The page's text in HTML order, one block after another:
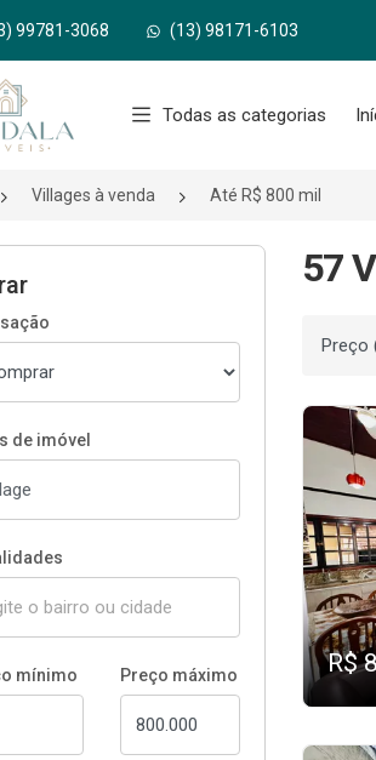
99781-3068 (13) 98171-6103
inicial
Todas as categorias
Villages à venda Até R$ 800 mil
de imóvel
mínimo Preço máximo
57
R$